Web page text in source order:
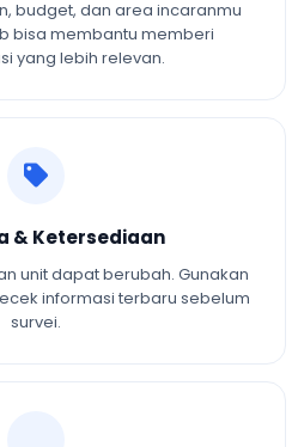
budget, dan area incaranmu
bisa membantu memberi
yang lebih relevan.
& Ketersediaan
unit dapat berubah. Gunakan
informasi terbaru sebelum
survei.